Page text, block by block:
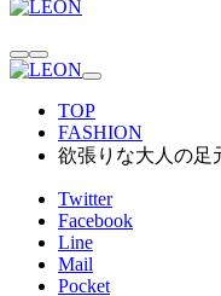
TOP
FASHION
欲張りな大人の足
Twitter
Facebook
Line
Mail
Pocket